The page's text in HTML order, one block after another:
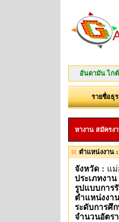
อันดามัน ไกด์
รายชื่อธุ
หางาน สมัครง
ตำแหน่งงาน
จังหวัด : แม่
ประเภทงาน
รูปแบบการ
ตำแหน่งงา
ระดับการศึ
จำนวนอัตร